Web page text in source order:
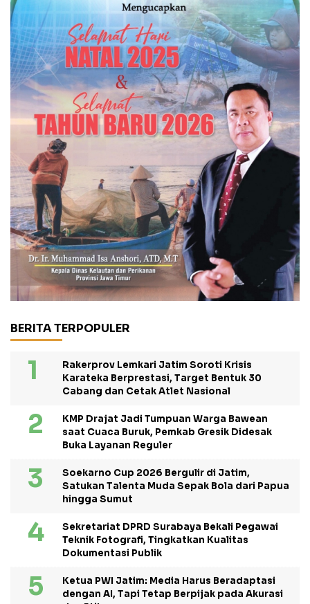
BERITA TERPOPULER
Rakerprov Lemkari Jatim Soroti Krisis
Karateka Berprestasi, Target Bentuk 30
Cabang dan Cetak Atlet Nasional
KMP Drajat Jadi Tumpuan Warga Bawean
saat Cuaca Buruk, Pemkab Gresik Didesak
Buka Layanan Reguler
Soekarno Cup 2026 Bergulir di Jatim,
Satukan Talenta Muda Sepak Bola dari Papua
hingga Sumut
Sekretariat DPRD Surabaya Bekali Pegawai
Teknik Fotografi, Tingkatkan Kualitas
Dokumentasi Publik
Ketua PWI Jatim: Media Harus Beradaptasi
dengan AI, Tapi Tetap Berpijak pada Akurasi